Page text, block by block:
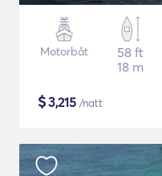
Motorbåt
58 ft
18 m
$3,215 /natt